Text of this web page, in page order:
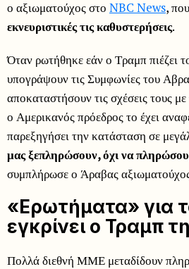
ο αξιωματούχος στο NBC News, που
εκνευριστικές τις καθυστερήσεις.
Όταν ρωτήθηκε εάν ο Τραμπ πιέζει
υπογράψουν τις Συμφωνίες του
αποκαταστήσουν τις σχέσεις τους
ο Αμερικανός πρόεδρος το έχει
παρεξηγήσει την κατάσταση σε
μας ξεπληρώσουν, όχι να
συμπλήρωσε ο Άραβας
«Ερωτήματα» για
εγκρίνει ο Τραμπ
Πολλά διεθνή ΜΜΕ μεταδίδουν